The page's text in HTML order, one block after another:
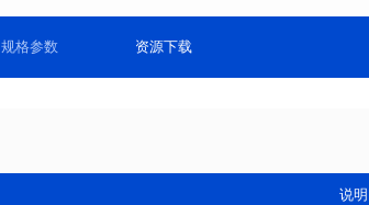
规格参数 资源下载
说明